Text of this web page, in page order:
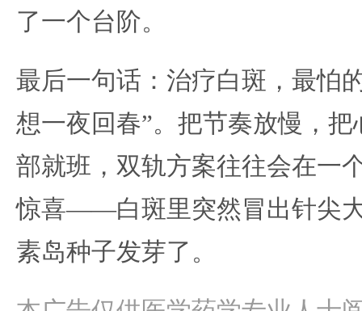
了一个台阶。
最后一句话：治疗白斑，最怕
想一夜回春”。把节奏放慢，
部就班，双轨方案往往会在一
惊喜——白斑里突然冒出针尖
素岛种子发芽了。